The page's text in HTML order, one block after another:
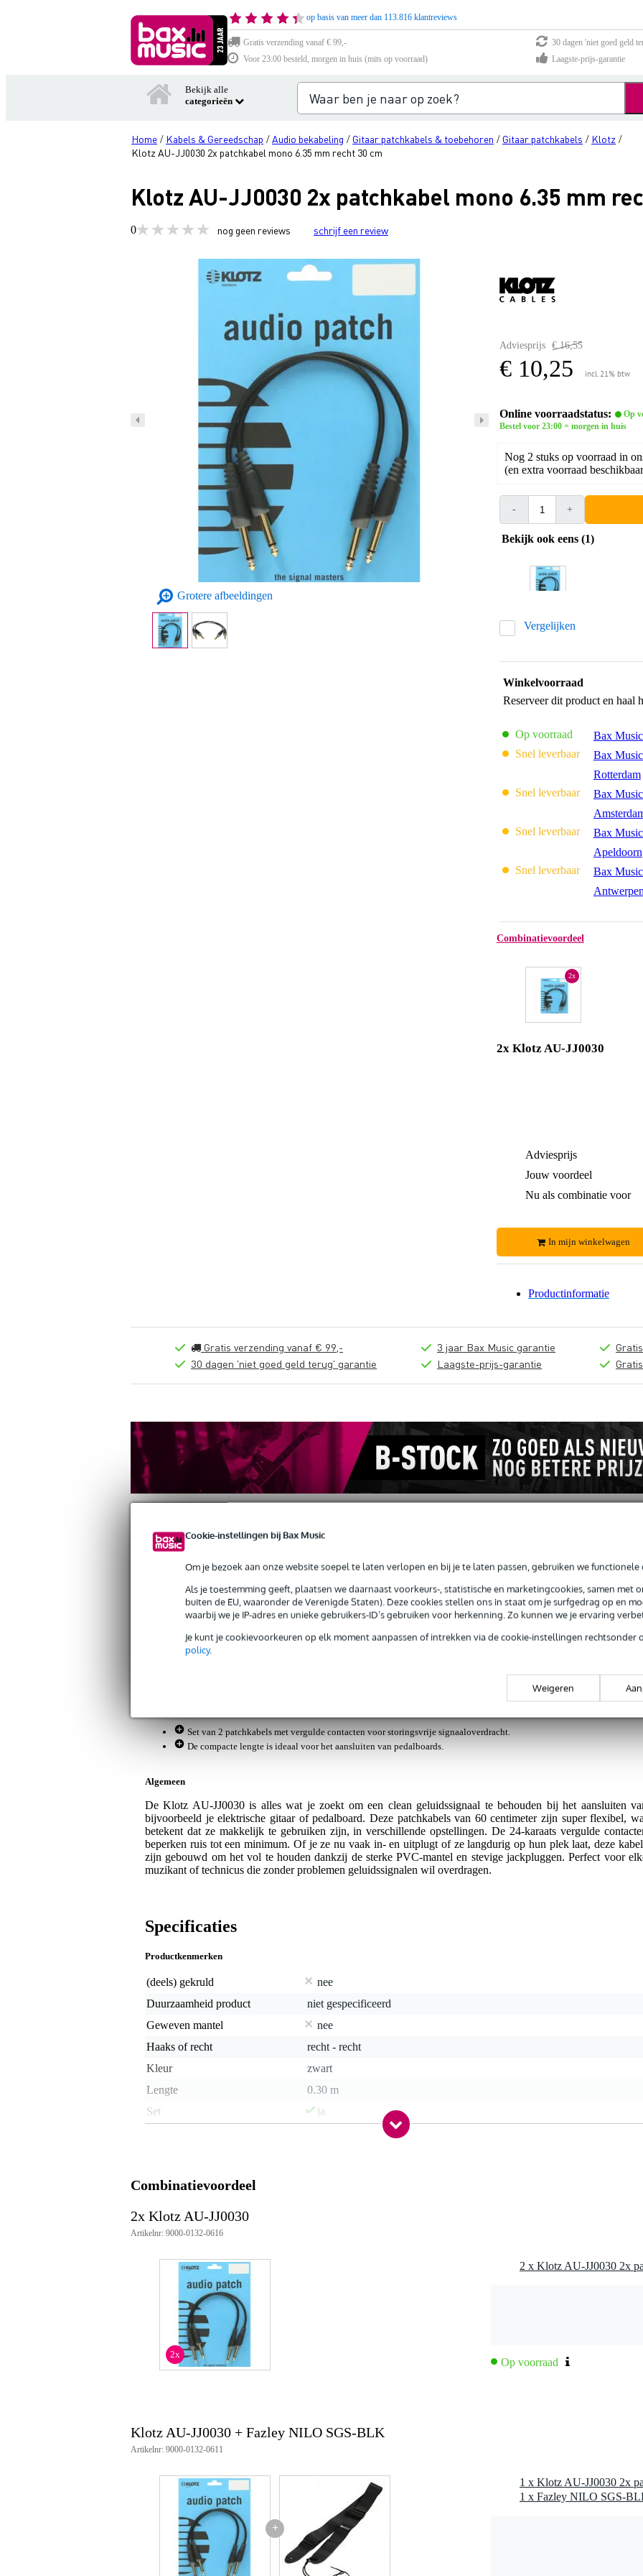
Cookie-instellingen bij Bax Music
Om je bezoek aan onze website soepel te laten verlopen en bij je te laten passen, gebruiken we functionele
Als je toestemming geeft, plaatsen we daarnaast voorkeurs-, statistische en marketingcookies, samen met
buiten de EU, waaronder de Verenigde Staten). Deze cookies stellen ons in staat om je surfgedrag op en
waarbij we je IP-adres en unieke gebruikers-ID’s gebruiken voor herkenning. Zo kunnen we je ervaring
Je kunt je cookievoorkeuren op elk moment aanpassen of intrekken via de cookie-instellingen rechtsonder
policy.
Weigeren
op basis van meer dan 113.816 klantreviews
Gratis verzending vanaf € 99,-
30 dagen 'niet goed geld
Voor 23:00 besteld, morgen in huis (mits op voorraad)
Laagste-prijs-garantie
Bekijk alle
categorieën
Home / Kabels & Gereedschap /Audio bekabeling / Gitaar patchkabels & toebehoren / Gitaar patchkabels / Klotz /
Klotz AU-JJ0030 2x patchkabel mono 6.35 mm recht 30 cm
Klotz AU-JJ0030 2x patchkabel mono 6.35 mm
0 nog geen reviews schrijf een review
Grotere afbeeldingen
Adviesprijs € 16,55
€ 10,25 incl. 21% btw
Online voorraadstatus:
Op
Bestel voor 23:00 = morgen in huis
Nog 2 stuks op voorraad in
(en extra voorraad
- +
Bekijk ook eens (1)
Vergelijken
Winkelvoorraad
Reserveer dit product en haal
Op voorraad Bax
Snel leverbaar
Bax
Rotterdam
Snel leverbaar
Bax
Snel leverbaar
Bax
Apeldoorn
Snel leverbaar
Bax
Antwerpen
Combinatievoordeel
2x
2x Klotz AU-JJ0030
Adviesprijs
Jouw voordeel
Nu als combinatie voor
In mijn winkelwagen
Productinformatie
Gratis verzending vanaf € 99,-
30 dagen 'niet goed geld terug' garantie
3 jaar Bax Music garantie
Laagste-prijs-garantie
Productinformatie Reviews(0)
Klotz AU-JJ0030 2x patchkabel mono 6.35 mm recht 30 cm
9000-0132-0019
Servicebelofte
Set van 2 patchkabels met vergulde contacten voor storingsvrije signaaloverdracht.
De compacte lengte is ideaal voor het aansluiten van pedalboards.
Algemeen
De Klotz AU-JJ0030 is alles wat je zoekt om een clean geluidssignaal te behouden bij het aansluiten
bijvoorbeeld je elektrische gitaar of pedalboard. Deze patchkabels van 60 centimeter zijn super flexibel,
betekent dat ze makkelijk te gebruiken zijn, in verschillende opstellingen. De 24-karaats vergulde
beperken ruis tot een minimum. Of je ze nu vaak in- en uitplugt of ze langdurig op hun plek laat, deze
zijn gebouwd om het vol te houden dankzij de sterke PVC-mantel en stevige jackpluggen. Perfect voor
muzikant of technicus die zonder problemen geluidssignalen wil overdragen.
Specificaties
Productkenmerken
(deels) gekruld
nee
Duurzaamheid product
niet gespecificeerd
Geweven mantel
nee
Haaks of recht
recht - recht
Kleur
zwart
Lengte
0.30 m
Set
ja
Gewicht en afmetingen inclusief verpakking
Gewicht(incl. verpakking)
Afmeting(incl. verpakking)
Productspecificaties
set van 2 patchkabels
zeer flexibel
ongebalanceerd
24-karaats vergulde contacten
kabeltype: PCU101, Ø 4.5 mm
kabellengte: 30 cm
mantel: PVC
Combinatievoordeel
2x Klotz AU-JJ0030
Artikelnr: 9000-0132-0616
2x
Op voorraad
Klotz AU-JJ0030 + Fazley NILO SGS-BLK
Artikelnr: 9000-0132-0611
+
1 x Fazley NILO SGS-